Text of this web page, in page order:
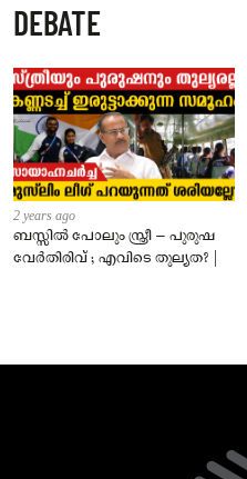
DEBATE
2 years ago
ബസ്സിൽ പോലും സ്ത്രീ – പുരുഷ
വേർതിരിവ് ; എവിടെ തുല്യത? |